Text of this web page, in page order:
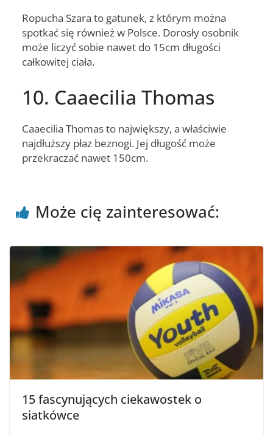
Ropucha Szara to gatunek, z którym można
spotkać się również w Polsce. Dorosły osobnik
może liczyć sobie nawet do 15cm długości
całkowitej ciała.
10. Caaecilia Thomas
Caaecilia Thomas to największy, a właściwie
najdłuższy płaz beznogi. Jej długość może
przekraczać nawet 150cm.
Może cię zainteresować:
15 fascynujących ciekawostek o
siatkówce